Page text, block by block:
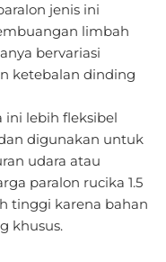
jenis ini
limbah
bervariasi
ketebalan dinding
ini lebih fleksibel
digunakan untuk
udara atau
paralon rucika 1.5
tinggi karena bahan
khusus.